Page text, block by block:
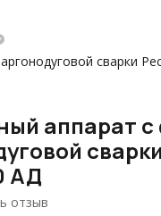
сварки
аппарат с
АД
отзыв